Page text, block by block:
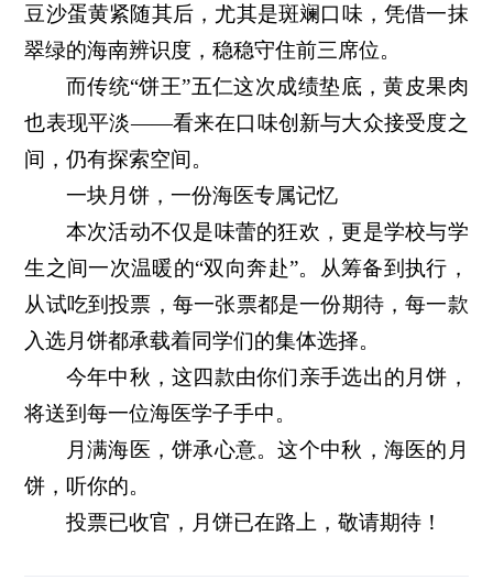
豆沙蛋黄紧随其后，尤其是斑斓口味，凭借一抹
翠绿的海南辨识度，稳稳守住前三席位。
而传统“饼王”五仁这次成绩垫底，黄皮果肉
也表现平淡——看来在口味创新与大众接受度之
间，仍有探索空间。
一块月饼，一份海医专属记忆
本次活动不仅是味蕾的狂欢，更是学校与学
生之间一次温暖的“双向奔赴”。从筹备到执行，
从试吃到投票，每一张票都是一份期待，每一款
入选月饼都承载着同学们的集体选择。
今年中秋，这四款由你们亲手选出的月饼，
将送到每一位海医学子手中。
月满海医，饼承心意。这个中秋，海医的月
饼，听你的。
投票已收官，月饼已在路上，敬请期待！